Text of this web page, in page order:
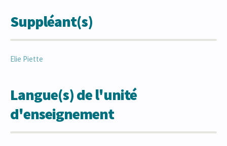
Suppléant(s)
Elie Piette
Langue(s) de l'unité
d'enseignement